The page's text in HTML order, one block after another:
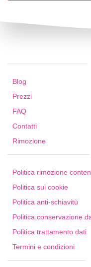
Blog
Prezzi
FAQ
Contatti
Rimozione
Politica rimozione
Politica sui cookie
Politica anti-schiavitù
Politica conservazione
Politica trattamento dati
Termini e condizioni